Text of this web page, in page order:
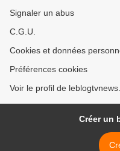
Signaler un abus
C.G.U.
Cookies et données
Préférences cookies
Voir le profil de
Créer un